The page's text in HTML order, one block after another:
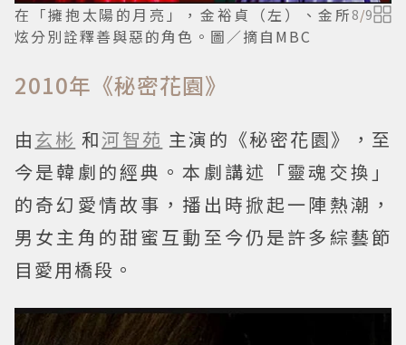
在「擁抱太陽的月亮」，金裕貞（左）、金所
炫分別詮釋善與惡的角色。圖／摘自MBC
8/9
2010年《秘密花園》
由玄彬 和河智苑 主演的《秘密花園》，至
今是韓劇的經典。本劇講述「靈魂交換」
的奇幻愛情故事，播出時掀起一陣熱潮，
男女主角的甜蜜互動至今仍是許多綜藝節
目愛用橋段。